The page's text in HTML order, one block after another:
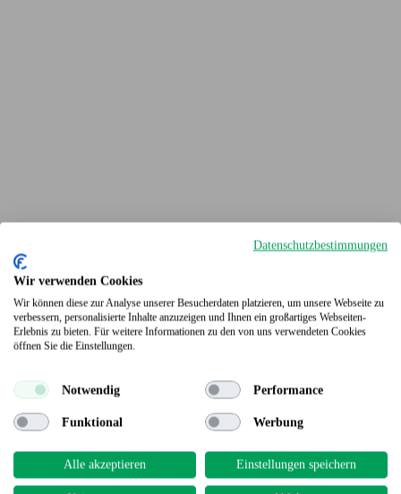
Terrassendielen
Datenschutzbestimmungen
Wir verwenden Cookies
Wir können diese zur Analyse unserer Besucherdaten platzieren, um unsere Webseite zu
verbessern, personalisierte Inhalte anzuzeigen und Ihnen ein großartiges Webseiten-
Erlebnis zu bieten. Für weitere Informationen zu den von uns verwendeten Cookies
öffnen Sie die Einstellungen.
Notwendig Performance
Funktional Werbung
Alle akzeptieren Einstellungen speichern